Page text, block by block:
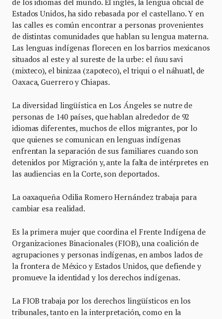
de los idiomas del mundo. El inglés, la lengua oficial de
Estados Unidos, ha sido rebasada por el castellano. Y en
las calles es común encontrar a personas provenientes
de distintas comunidades que hablan su lengua materna.
Las lenguas indígenas florecen en los barrios mexicanos
situados al este y al sureste de la urbe: el ñuu savi
(mixteco), el binizaa (zapoteco), el triqui o el náhuatl, de
Oaxaca, Guerrero y Chiapas.
La diversidad lingüística en Los Ángeles se nutre de
personas de 140 países, que hablan alrededor de 92
idiomas diferentes, muchos de ellos migrantes, por lo
que quienes se comunican en lenguas indígenas
enfrentan la separación de sus familiares cuando son
detenidos por Migración y, ante la falta de intérpretes en
las audiencias en la Corte, son deportados.
La oaxaqueña Odilia Romero Hernández trabaja para
cambiar esa realidad.
Es la primera mujer que coordina el Frente Indígena de
Organizaciones Binacionales (FIOB), una coalición de
agrupaciones y personas indígenas, en ambos lados de
la frontera de México y Estados Unidos, que defiende y
promueve la identidad y los derechos indígenas.
La FIOB trabaja por los derechos lingüísticos en los
tribunales, tanto en la interpretación, como en la